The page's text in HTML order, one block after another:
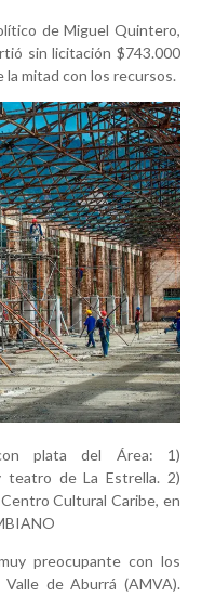
de Miguel Quintero,
sin licitación $743.000
la mitad con los recursos.
plata del Área: 1)
teatro de La Estrella. 2)
Cultural Caribe, en
preocupante con los
de Aburrá (AMVA).